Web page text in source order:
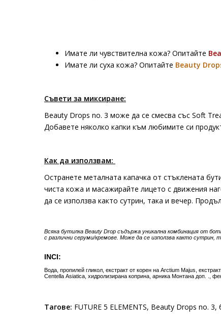
Имате ли чувствителна кожа? Опитайте
Имате ли суха кожа? Опитайте Beauty
Съвети за миксиране:
Beauty Drops no. 3 може да се смесва със Soft
Добавете няколко капки към любимите си
Как да използвам:
Остранете металната капачка от стъклената
чиста кожа и масажирайте лицето с движения
да се използва както сутрин, така и вечер.
Всяка бутилка Beauty Drop съдържа уникална комбинация от
с различни серуми/кремове. Може да се използва както сутрин,
INCI:
Вода, пропилей гликол, екстракт от корен на Arctium Majus,
Centella Asiatica, хидролизирана коприна, арника Монтана доп. .,
Тагове: FUTURE 5 ELEMENTS, Beauty Drops no. 3,